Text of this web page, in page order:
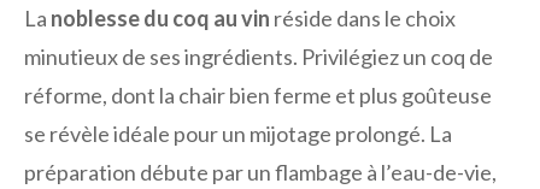
La noblesse du coq au vin réside dans le choix
minutieux de ses ingrédients. Privilégiez un coq de
réforme, dont la chair bien ferme et plus goûteuse
se révèle idéale pour un mijotage prolongé. La
préparation débute par un flambage à l’eau-de-vie,